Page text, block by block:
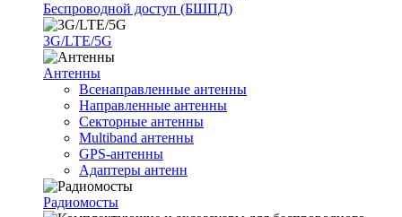
Беспроводной доступ (БШПД)
3G/LTE/5G
Антенны
Всенаправленные антенны
Направленные антенны
Секторные антенны
Multiband антенны
GPS-антенны
Адаптеры антенн
Радиомосты